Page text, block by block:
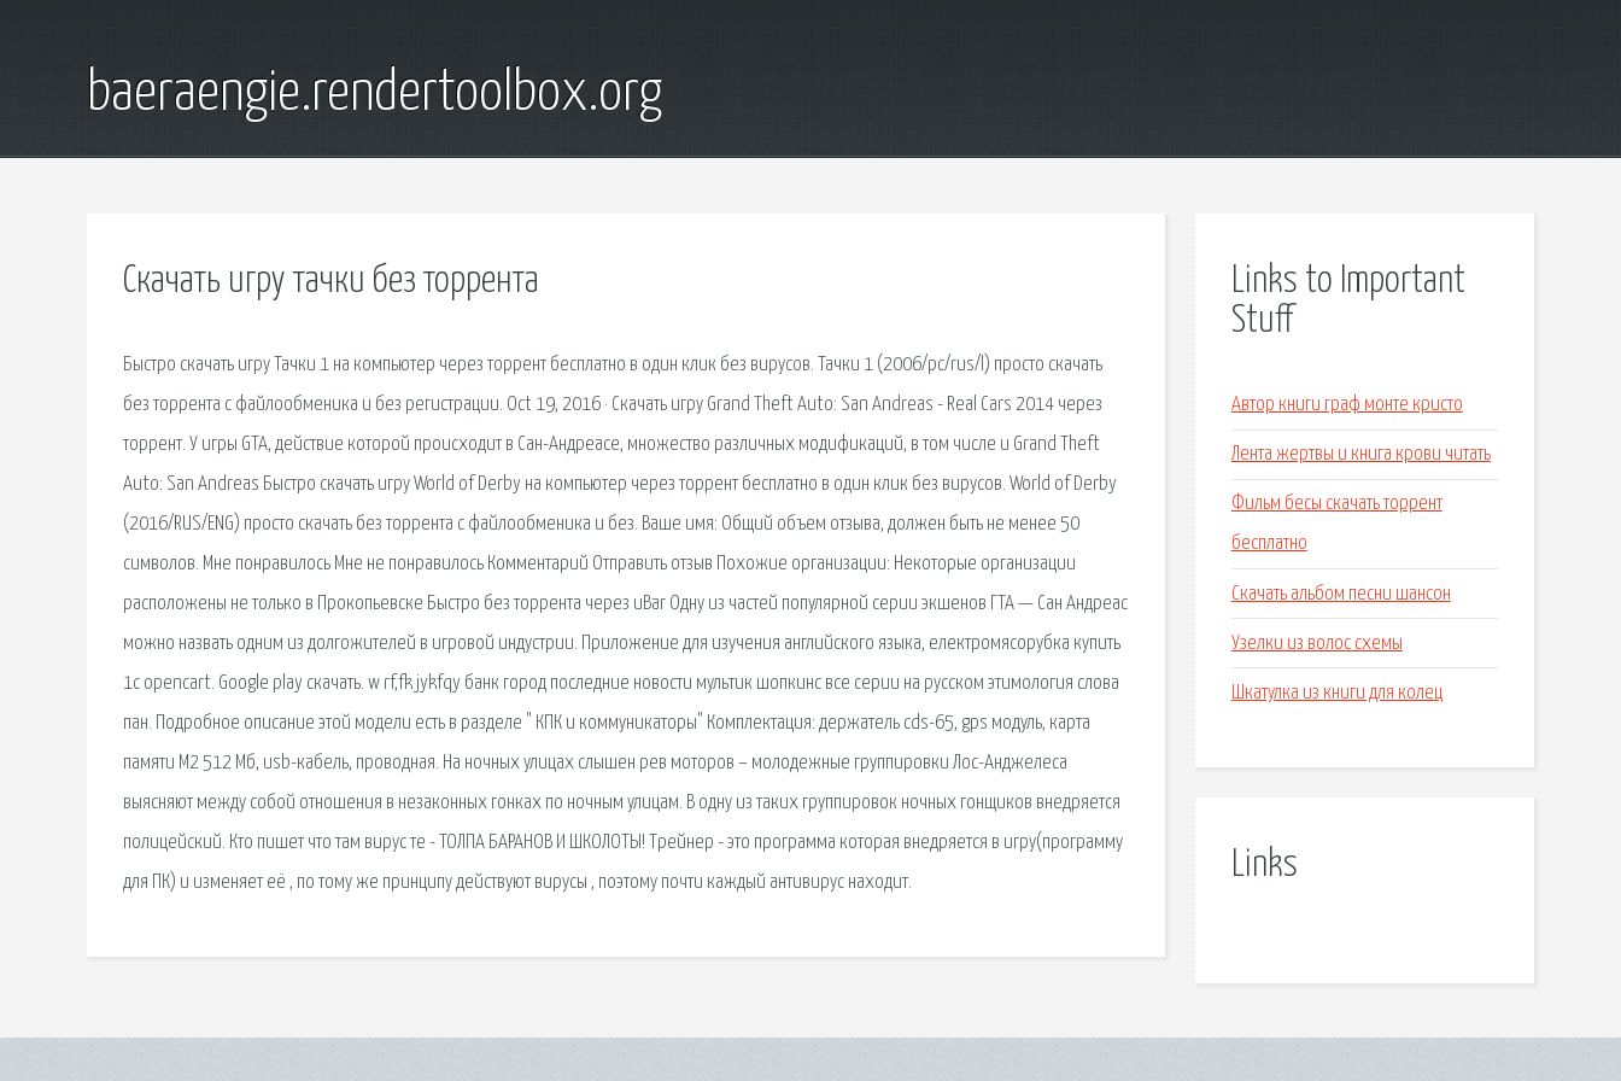
baeraengie.rendertoolbox.org
Скачать игру тачки без торрента
Быстро скачать игру Тачки 1 на компьютер через торрент бесплатно в один клик без вирусов. Тачки 1 (2006/pc/rus/l) просто скачать
без торрента с файлообменика и без регистрации. Oct 19, 2016 · Скачать игру Grand Theft Auto: San Andreas - Real Cars 2014 через
торрент. У игры GTA, действие которой происходит в Сан-Андреасе, множество различных модификаций, в том числе и Grand Theft
Auto: San Andreas Быстро скачать игру World of Derby на компьютер через торрент бесплатно в один клик без вирусов. World of Derby
(2016/RUS/ENG) просто скачать без торрента с файлообменика и без. Ваше имя: Общий объем отзыва, должен быть не менее 50
символов. Мне понравилось Мне не понравилось Комментарий Отправить отзыв Похожие организации: Некоторые организации
расположены не только в Прокопьевске Быстро без торрента через uBar Одну из частей популярной серии экшенов ГТА — Сан Андреас
можно назвать одним из долгожителей в игровой индустрии. Приложение для изучения английского языка, електромясорубка купить
1с opencart. Google play скачать. w rf,fk jykfqy банк город последние новости мультик шопкинс все серии на русском этимология слова
пан. Подробное описание этой модели есть в разделе " КПК и коммуникаторы" Комплектация: держатель cds-65, gps модуль, карта
памяти М2 512 Мб, usb-кабель, проводная. На ночных улицах слышен рев моторов – молодежные группировки Лос-Анджелеса
выясняют между собой отношения в незаконных гонках по ночным улицам. В одну из таких группировок ночных гонщиков внедряется
полицейский. Кто пишет что там вирус те - ТОЛПА БАРАНОВ И ШКОЛОТЫ! Трейнер - это программа которая внедряется в игру(программу
для ПК) и изменяет её , по тому же принципу действуют вирусы , поэтому почти каждый антивирус находит.
Links to Important
Stuff
Автор книги граф монте кристо
Лента жертвы и книга крови читать
Фильм бесы скачать торрент
бесплатно
Скачать альбом песни шансон
Узелки из волос схемы
Шкатулка из книги для колец
Links